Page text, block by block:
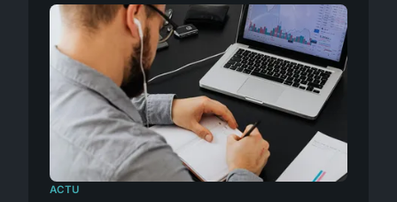
ACTU